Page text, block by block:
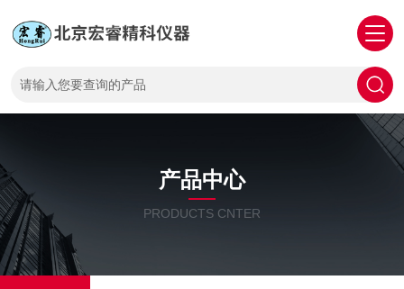
产品中心
PRODUCTS CNTER